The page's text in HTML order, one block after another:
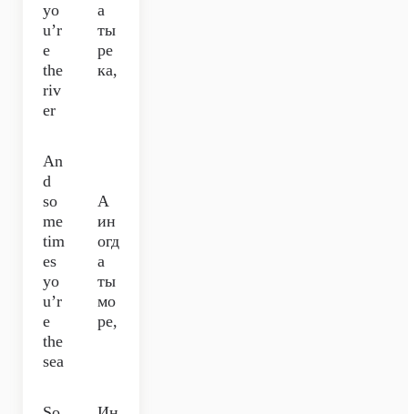
yo
u’r
e
the
riv
er
а
ты
ре
ка,
An
d
so
me
tim
es
yo
u’r
e
the
sea
А
ин
огд
а
ты
мо
ре,